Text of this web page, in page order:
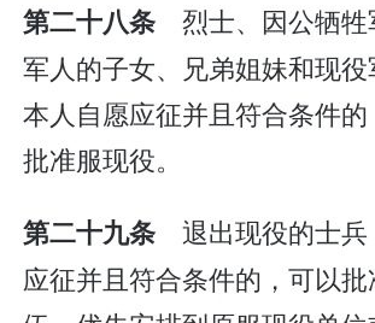
第二十八条 烈士、因公牺牲
军人的子女、兄弟姐妹和现役
本人自愿应征并且符合条件
批准服现役。
第二十九条 退出现役的士兵
应征并且符合条件的，可以批